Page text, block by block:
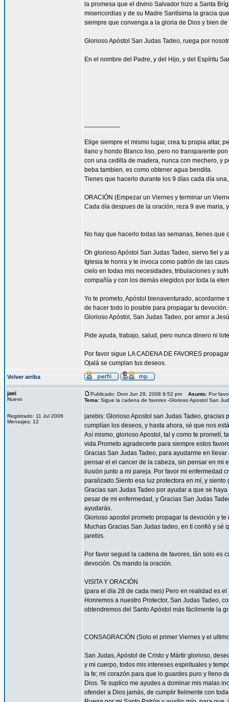
la promesa que el divino Salvador hizo a Santa
misericordias y de su Madre Santísima la gracia
siempre que convenga a la gloria de Dios y bien de
Glorioso Apóstol San Judas Tadeo, ruega por
En el nombre del Padre, y del Hijo, y del Espíritu
Elige siempre el mismo lugar, crea tu propia altar,
llano y hondo Blanco liso, pero no transparente
con una cedilla de madera, nunca con mechero, y
beba tambien, es como obtener agua bendita.
Tienes que hacerlo durante los 9 días cada día
ORACIÓN (Empezar un Viernes y terminar un
Cada día despues de la oración, reza 9 ave maria,
No hay que hacerlo todas las semanas, tienes
Oh glorioso Apóstol San Judas Tadeo, siervo fiel y
Iglesia te honra y te invoca como patrón de las
cielo en todas mis necesidades, tribulaciones y
compañía y con los demás elegidos por toda la
Yo te prometo, Apóstol bienaventurado,
de hacer todo lo posible para propagar tu devoción.
Glorioso Apóstol, San Judas Tadeo, por amor a
Pide ayuda, trabajo, salud, pero nunca dinero ni
Por favor sigue LA CADENA DE FAVORES
Ojalá se cumplan tus deseos.
Volver arriba
jaei
Nuevo
Registrado: 11 Jul 2006
Mensajes: 12
Publicado: Dom Jun 29, 2008 9:52 pm Asunto: Por
Tema: Sigue la cadena de favores -Glorioso Apostol San
jarebis: Glorioso Apostol san Judas Tadeo,
cumplían los deseos, y hasta ahora, sé que nos
Así mismo, glorioso Apostol, tal y como te prometí,
vida.Prometo agradecerte para siempre estos
Gracias San Judas Tadeo, para ayudarme en
pensar el el cancer de la cabeza, sin pensar en mi
ilusión junto a mi pareja. Por favor mi enfermedad
paralizado.Siento esa luz protectora en mí, y
Gracias san Judas Tadeo por ayudar a que se
pesar de mi enfermedad, y Gracias San Judas
ayudarás.
Glorioso apostol prometo propagar la devoción y
Muchas Gracias San Judas tadeo, en tí confió y sé
jarebis.
Por favor seguid la cadena de favores, tán solo es
devoción. Os mando la oración.
VISITA Y ORACIÓN
(para el día 28 de cada mes) Pero en realidad es
Honremos a nuestro Protector, San Judas Tadeo,
obtendremos del Santo Apóstol más fácilmente la
CONSAGRACIÓN (Solo el primer Viernes y el
San Judas, Apóstol de Cristo y Mártir glorioso,
y mi cuerpo, todos mis intereses espirituales y
la fe; mi corazón para que lo guardes puro y lleno
Dios. Te suplico me ayudes a dominar mis malas
ofender a Dios jamás, de cumplir fielmente con